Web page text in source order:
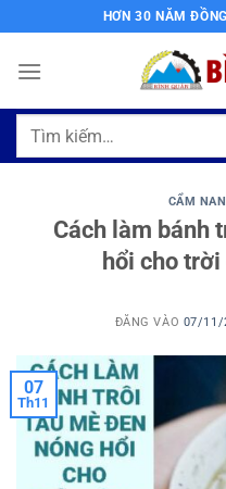
qua
nội
HƠN 30 NĂM
Tìm
CẨM
Cách làm bánh
hổi cho
ĐĂNG VÀO 07/11/
07
Th11